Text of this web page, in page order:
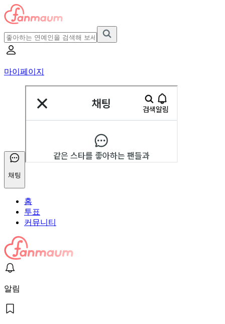
마이페이지
채팅
홈
투표
커뮤니티
알림